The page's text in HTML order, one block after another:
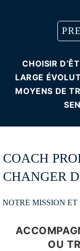
CHOISIR
LARGE
MOYENS DE
COACH
CHANGER
NOTRE MISSION
OU